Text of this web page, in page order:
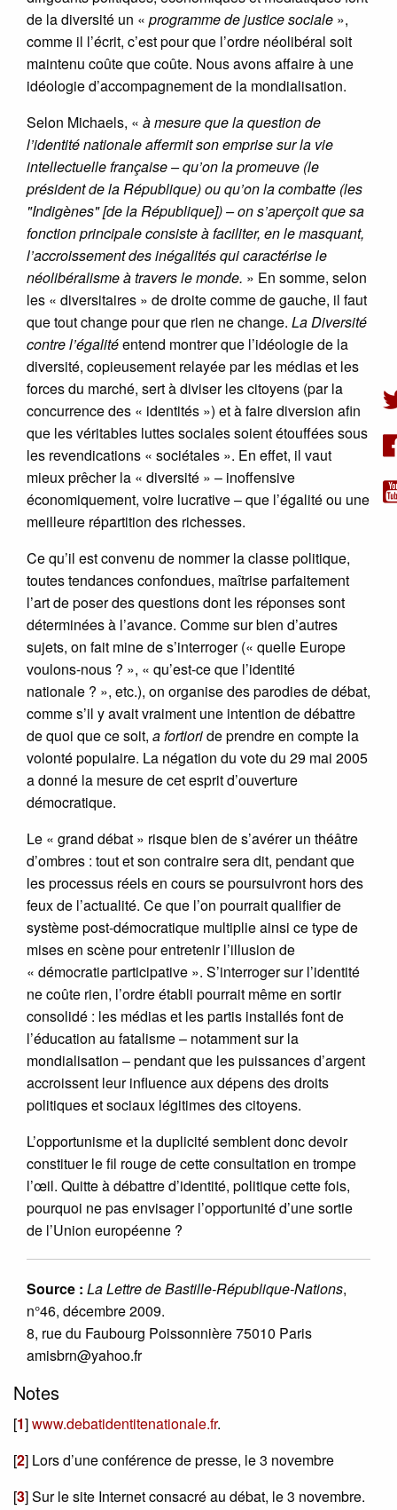
de la diversité un « programme de justice sociale »,
comme il l’écrit, c’est pour que l’ordre néolibéral soit
maintenu coûte que coûte. Nous avons affaire à une
idéologie d’accompagnement de la mondialisation.
Selon Michaels, « à mesure que la question de
l’identité nationale affermit son emprise sur la vie
intellectuelle française – qu’on la promeuve (le
président de la République) ou qu’on la combatte (les
"Indigènes" [de la République]) – on s’aperçoit que sa
fonction principale consiste à faciliter, en le masquant,
l’accroissement des inégalités qui caractérise le
néolibéralisme à travers le monde. » En somme, selon
les « diversitaires » de droite comme de gauche, il faut
que tout change pour que rien ne change. La Diversité
contre l’égalitéentend montrer que l’idéologie de la
diversité, copieusement relayée par les médias et les
forces du marché, sert à diviser les citoyens (par la
concurrence des « identités ») et à faire diversion afin
que les véritables luttes sociales soient étouffées sous
les revendications « sociétales ». En effet, il vaut
mieux prêcher la « diversité » – inoffensive
économiquement, voire lucrative – que l’égalité ou une
meilleure répartition des richesses.
Ce qu’il est convenu de nommer la classe politique,
toutes tendances confondues, maîtrise parfaitement
l’art de poser des questions dont les réponses sont
déterminées à l’avance. Comme sur bien d’autres
sujets, on fait mine de s’interroger (« quelle Europe
voulons-nous ? », « qu’est-ce que l’identité
nationale ? », etc.), on organise des parodies de débat,
comme s’il y avait vraiment une intention de débattre
de quoi que ce soit, a fortioride prendre en compte la
volonté populaire. La négation du vote du 29 mai 2005
a donné la mesure de cet esprit d’ouverture
démocratique.
Le « grand débat » risque bien de s’avérer un théâtre
d’ombres : tout et son contraire sera dit, pendant que
les processus réels en cours se poursuivront hors des
feux de l’actualité. Ce que l’on pourrait qualifier de
système post-démocratique multiplie ainsi ce type de
mises en scène pour entretenir l’illusion de
« démocratie participative ». S’interroger sur l’identité
ne coûte rien, l’ordre établi pourrait même en sortir
consolidé : les médias et les partis installés font de
l’éducation au fatalisme – notamment sur la
mondialisation – pendant que les puissances d’argent
accroissent leur influence aux dépens des droits
politiques et sociaux légitimes des citoyens.
L’opportunisme et la duplicité semblent donc devoir
constituer le fil rouge de cette consultation en trompe
l’œil. Quitte à débattre d’identité, politique cette fois,
pourquoi ne pas envisager l’opportunité d’une sortie
de l’Union européenne ?
Source : La Lettre de Bastille-République-Nations,
n°46, décembre 2009.
8, rue du Faubourg Poissonnière 75010 Paris
amisbrn@yahoo.fr
Notes
[1]www.debatidentitenationale.fr.
[2] Lors d’une conférence de presse, le 3 novembre
[3]Sur le site Internet consacré au débat, le 3 novembre.